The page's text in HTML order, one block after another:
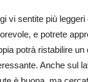
vi sentite più
e potrete
potrà ristabilire
Anche sul